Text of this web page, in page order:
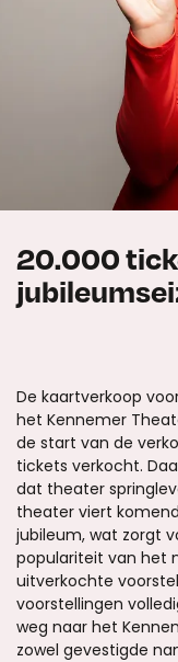
20.000
De kaartverkoop
het Kennemer
de start van de
tickets verkocht.
dat theater
theater viert
jubileum, wat zorgt
populariteit van het
uitverkochte
voorstellingen
weg naar het
zowel gevestigde